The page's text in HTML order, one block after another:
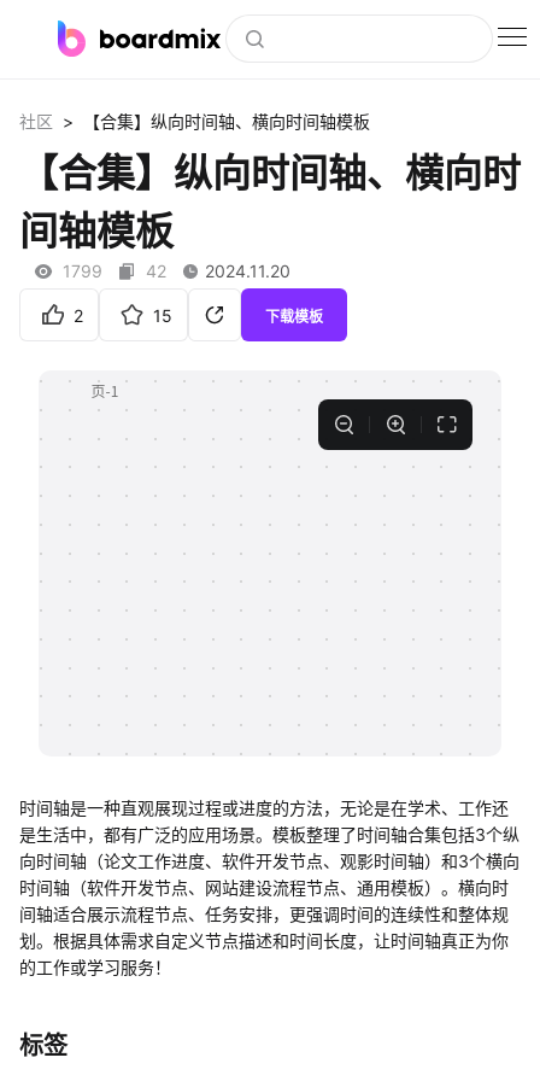
社区资源
会员
企业服务
客户案例
社区 > 【合集】纵向时间轴、横向时间轴模板
【合集】纵向时间轴、横向时
间轴模板
1799 42 2024.11.20
2 15 下载模板
时间轴是一种直观展现过程或进度的方法，无论是在学术、工作还
是生活中，都有广泛的应用场景。模板整理了时间轴合集包括3个纵
向时间轴（论文工作进度、软件开发节点、观影时间轴）和3个横向
时间轴（软件开发节点、网站建设流程节点、通用模板）。横向时
间轴适合展示流程节点、任务安排，更强调时间的连续性和整体规
划。根据具体需求自定义节点描述和时间长度，让时间轴真正为你
的工作或学习服务！
标签